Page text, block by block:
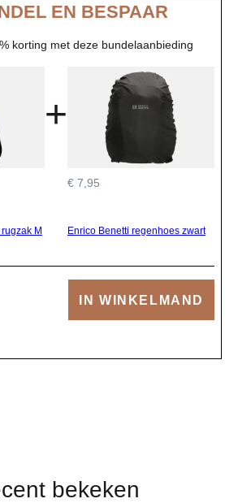
EN BESPAAR
korting met deze bundelaanbieding
M
+
€ 7,95
Enrico Benetti regenhoes zwart
IN WINKELMAND
bekeken